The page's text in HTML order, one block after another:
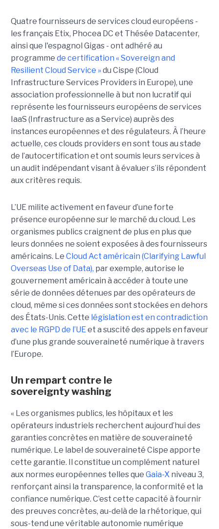
Quatre fournisseurs de services cloud européens -
les français Etix, Phocea DC et Thésée Datacenter,
ainsi que l'espagnol Gigas - ont adhéré au
programme de certification « Sovereign and
Resilient Cloud Service »du Cispe (Cloud
Infrastructure Services Providers in Europe), une
association professionnelle à but non lucratif qui
représente les fournisseurs européens de services
IaaS (Infrastructure as a Service) auprès des
instances européennes et des régulateurs. À l’heure
actuelle, ces clouds providers en sont tous au stade
de l’autocertification et ont soumis leurs services à
un audit indépendant visant à évaluer s’ils répondent
aux critères requis.
L’UE milite activement en faveur d’une forte
présence européenne sur le marché du cloud. Les
organismes publics craignent de plus en plus que
leurs données ne soient exposées à des fournisseurs
américains. Le Cloud Act américain (Clarifying Lawful
Overseas Use of Data), par exemple, autorise le
gouvernement américain à accéder à toute une
série de données détenues par des opérateurs de
cloud, même si ces données sont stockées en dehors
des États-Unis. Cette législation est en contradiction
avec le RGPD de l’UEet a suscité des appels en faveur
d’une plus grande souveraineté numérique à travers
l’Europe.
Un rempart contre le
sovereignty washing
« Les organismes publics, les hôpitaux et les
opérateurs industriels recherchent aujourd’hui des
garanties concrètes en matière de souveraineté
numérique. Le label de souveraineté Cispe apporte
cette garantie. Il constitue un complément naturel
aux normes européennes telles que Gaia-Xniveau 3,
renforçant ainsi la transparence, la conformité et la
confiance numérique. C’est cette capacité à fournir
des preuves concrètes, au-delà de la rhétorique, qui
sous-tend une véritable autonomie numérique